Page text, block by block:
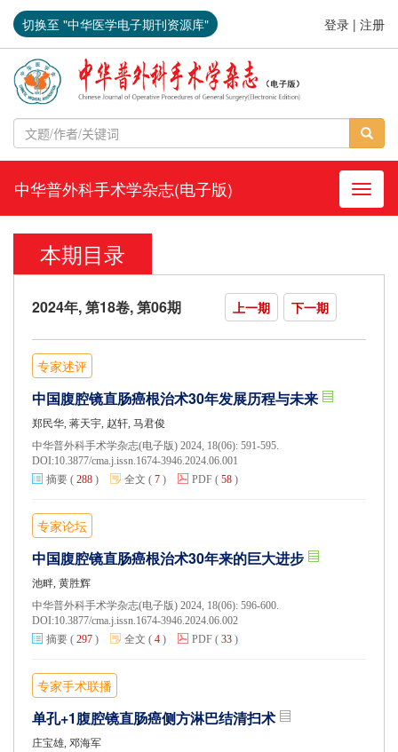
切换至 "中华医学电子期刊资源库" 登录 | 注册
导航
中华普外科手术学杂志(电子版)
本期目录
2024年, 第18卷, 第06期 上一期 下一期
专家述评
中国腹腔镜直肠癌根治术30年发展历程与未来
郑民华, 蒋天宇, 赵轩, 马君俊
中华普外科手术学杂志(电子版) 2024, 18(06): 591-595.
DOI:10.3877/cma.j.issn.1674-3946.2024.06.001
摘要 ( 288 ) 全文 ( 7 ) PDF ( 58 )
专家论坛
中国腹腔镜直肠癌根治术30年来的巨大进步
池畔, 黄胜辉
中华普外科手术学杂志(电子版) 2024, 18(06): 596-600.
DOI:10.3877/cma.j.issn.1674-3946.2024.06.002
摘要 ( 297 ) 全文 ( 4 ) PDF ( 33 )
专家手术联播
单孔+1腹腔镜直肠癌侧方淋巴结清扫术
庄宝雄, 邓海军